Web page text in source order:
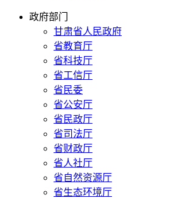
政府部门
甘肃省人民政府
省教育厅
省科技厅
省工信厅
省民委
省公安厅
省民政厅
省司法厅
省财政厅
省人社厅
省自然资源厅
省生态环境厅